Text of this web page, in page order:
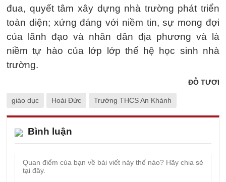
đua, quyết tâm xây dựng nhà trường phát triển
toàn diện; xứng đáng với niềm tin, sự mong đợi
của lãnh đạo và nhân dân địa phương và là
niềm tự hào của lớp lớp thế hệ học sinh nhà
trường.
ĐỖ TƯƠI
giáo dục Hoài Đức Trường THCS An Khánh
Bình luận